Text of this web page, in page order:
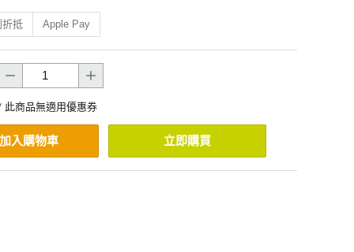
抵 Apple Pay
此商品無適用優惠券
加入購物車 立即購買